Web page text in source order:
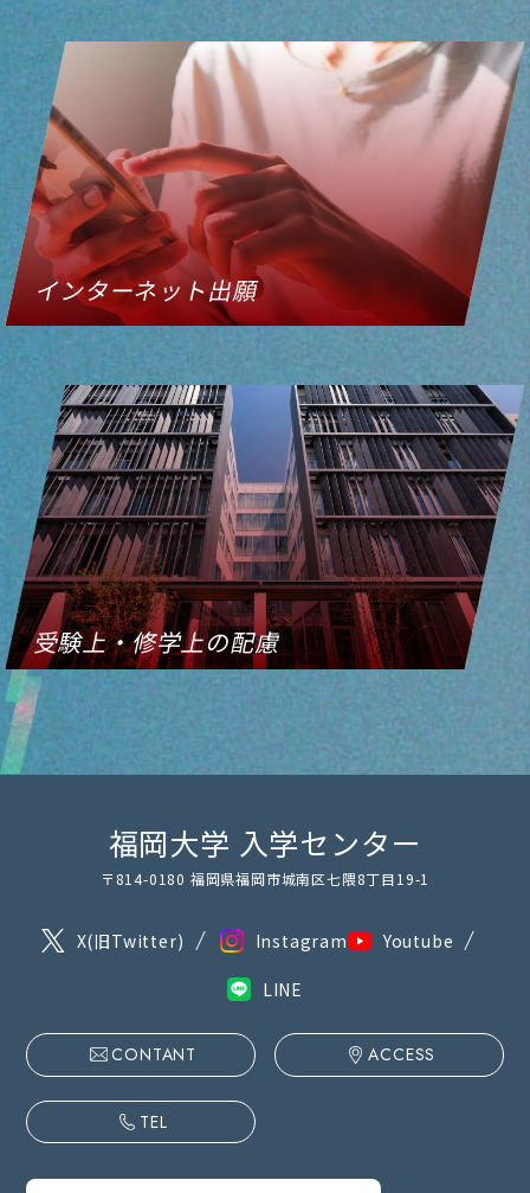
インターネット出願
受験上・修学上の配慮
福岡大学 入学センター
〒814-0180 福岡県福岡市城南区七隈8丁目19-1
X(旧Twitter) Instagram Youtube
LINE
CONTANT ACCESS
TEL